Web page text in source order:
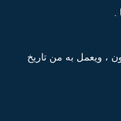
، ويعمل به من تاريخ